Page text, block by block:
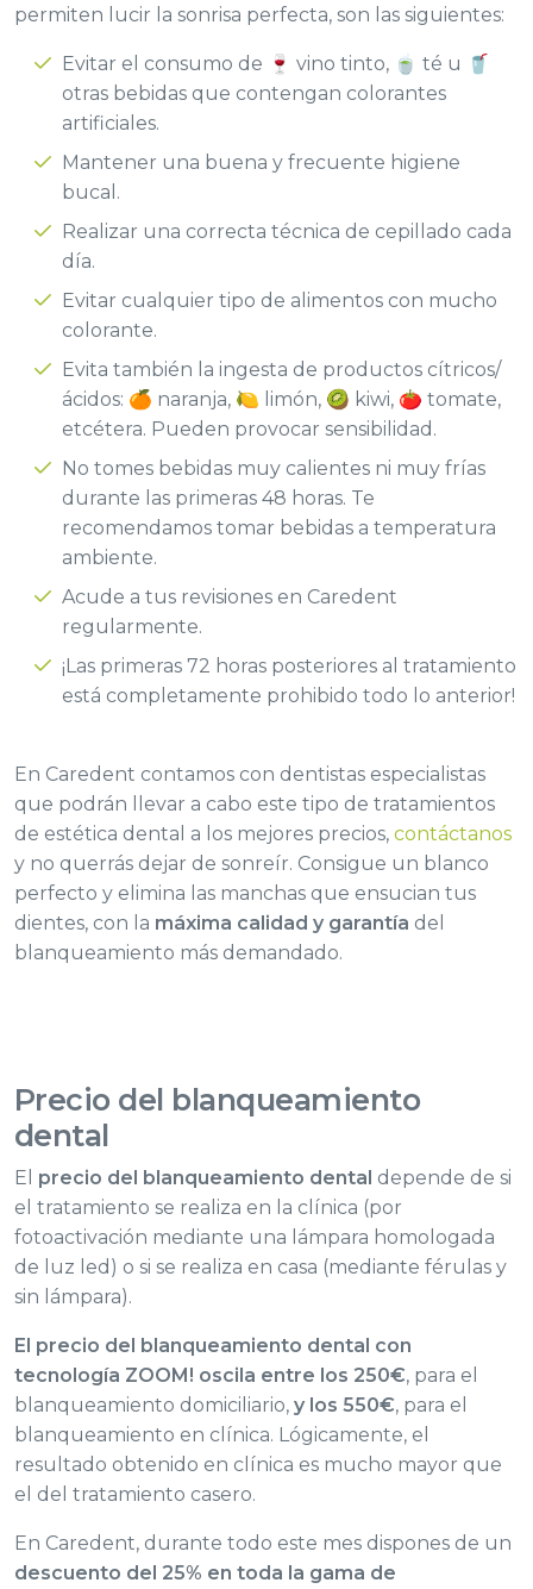
permiten lucir la sonrisa perfecta, son las siguientes:
Evitar el consumo de 🍷 vino tinto, 🍵 té u 🥤
otras bebidas que contengan colorantes
artificiales.
Mantener una buena y frecuente higiene
bucal.
Realizar una correcta técnica de cepillado cada
día.
Evitar cualquier tipo de alimentos con mucho
colorante.
Evita también la ingesta de productos cítricos/
ácidos: 🍊 naranja, 🍋 limón, 🥝 kiwi, 🍅 tomate,
etcétera. Pueden provocar sensibilidad.
No tomes bebidas muy calientes ni muy frías
durante las primeras 48 horas. Te
recomendamos tomar bebidas a temperatura
ambiente.
Acude a tus revisiones en Caredent
regularmente.
¡Las primeras 72 horas posteriores al tratamiento
está completamente prohibido todo lo anterior!
En Caredent contamos con dentistas especialistas
que podrán llevar a cabo este tipo de tratamientos
de estética dental a los mejores precios, contáctanos
y no querrás dejar de sonreír. Consigue un blanco
perfecto y elimina las manchas que ensucian tus
dientes, con la máxima calidad y garantía del
blanqueamiento más demandado.
Precio del blanqueamiento
dental
El precio del blanqueamiento dental depende de si
el tratamiento se realiza en la clínica (por
fotoactivación mediante una lámpara homologada
de luz led) o si se realiza en casa (mediante férulas y
sin lámpara).
El precio del blanqueamiento dental con
tecnología ZOOM! oscila entre los 250€, para el
blanqueamiento domiciliario, y los 550€, para el
blanqueamiento en clínica. Lógicamente, el
resultado obtenido en clínica es mucho mayor que
el del tratamiento casero.
En Caredent, durante todo este mes dispones de un
descuento del 25% en toda la gama de